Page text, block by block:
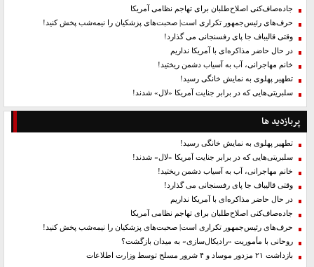
جاده‌صاف‌کنی اصلاح‌طلبان برای تهاجم نظامی آمریکا
حرف‌های رئیس‌جمهور تکراری است| صحبت‌های پزشکیان را نیمه‌شب پخش کنید!
وقتی قالیباف جا پای رفسنجانی می گذارد!
در حال حاضر مذاکره‌ای با آمریکا نداریم
خانم مهاجرانی، آب به آسیاب دشمن ریختید!
تطهیر پهلوی به نمایش خانگی رسید!
سلبریتی‌هایی که در برابر جنایت آمریکا «لال» شدند!
پربازدید ها
تطهیر پهلوی به نمایش خانگی رسید!
سلبریتی‌هایی که در برابر جنایت آمریکا «لال» شدند!
خانم مهاجرانی، آب به آسیاب دشمن ریختید!
وقتی قالیباف جا پای رفسنجانی می گذارد!
در حال حاضر مذاکره‌ای با آمریکا نداریم
جاده‌صاف‌کنی اصلاح‌طلبان برای تهاجم نظامی آمریکا
حرف‌های رئیس‌جمهور تکراری است| صحبت‌های پزشکیان را نیمه‌شب پخش کنید!
روحانی با مأموریت «رادیکال‌سازی» به میدان بازگشت؟
بازداشت ۲۱ مزدور موساد و ۴ شرور مسلح توسط وزارت اطلاعات